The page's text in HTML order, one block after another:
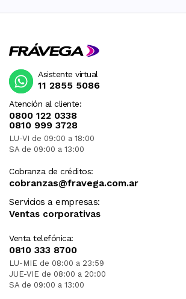
Atención al cliente:
0800 122 0338
0810 999 3728
LU-VI de 09:00 a 18:00
SA de 09:00 a 13:00
Cobranza de créditos:
cobranzas@fravega.com.ar
Servicios a empresas:
Ventas corporativas
Venta telefónica:
0810 333 8700
LU-MIE de 08:00 a 23:59
JUE-VIE de 08:00 a 20:00
SA de 09:00 a 13:00
Asistente virtual
11 2855 5086